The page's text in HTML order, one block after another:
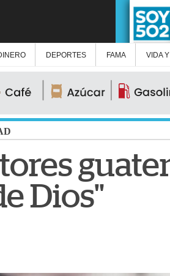
DEPORTES FAMA VIDA
Dios"